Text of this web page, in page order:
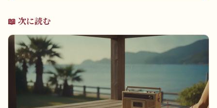
📖 次に読む